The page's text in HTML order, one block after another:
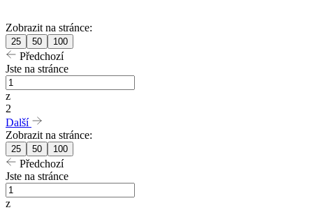
Zobrazit na stránce:
25 50 100
Předchozí
Jste na stránce
z
2
Další
Zobrazit na stránce:
25 50 100
Předchozí
Jste na stránce
z